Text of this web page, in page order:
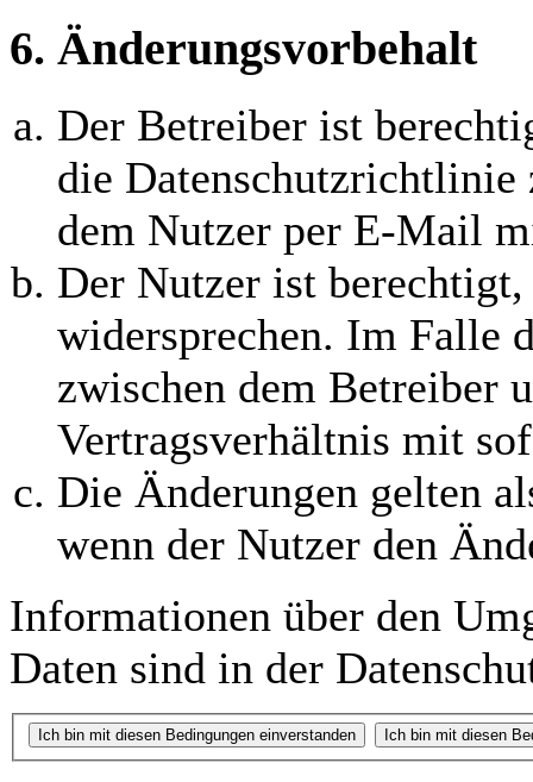
6. Änderungsvorbehalt
Der Betreiber ist
die
dem Nutzer per E-Mail
Der Nutzer ist
widersprechen. Im Falle
zwischen dem Betreiber
Vertragsverhältnis mit
Die Änderungen gelten
wenn der Nutzer den
Informationen über den
Daten sind in der